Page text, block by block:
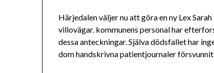
Härjedalen väljer nu att göra en ny Lex
villovägar. kommunens personal har
dessa anteckningar. Själva dödsfallet har
dom handskrivna patientjournaler